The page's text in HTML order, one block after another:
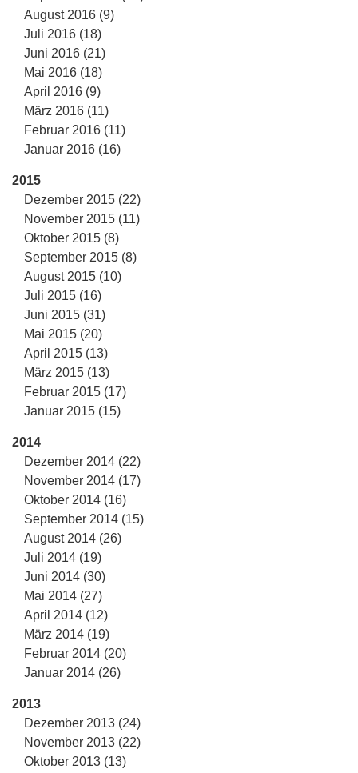
August 2016 (9)
Juli 2016 (18)
Juni 2016 (21)
Mai 2016 (18)
April 2016 (9)
März 2016 (11)
Februar 2016 (11)
Januar 2016 (16)
2015
Dezember 2015 (22)
November 2015 (11)
Oktober 2015 (8)
September 2015 (8)
August 2015 (10)
Juli 2015 (16)
Juni 2015 (31)
Mai 2015 (20)
April 2015 (13)
März 2015 (13)
Februar 2015 (17)
Januar 2015 (15)
2014
Dezember 2014 (22)
November 2014 (17)
Oktober 2014 (16)
September 2014 (15)
August 2014 (26)
Juli 2014 (19)
Juni 2014 (30)
Mai 2014 (27)
April 2014 (12)
März 2014 (19)
Februar 2014 (20)
Januar 2014 (26)
2013
Dezember 2013 (24)
November 2013 (22)
Oktober 2013 (13)